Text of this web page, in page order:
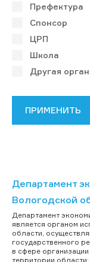
Префектура
Спонсор
ЦРП
Школа
Другая
Департамент
Вологодской
Департамент
является органом
области,
государственного
в сфере
территории